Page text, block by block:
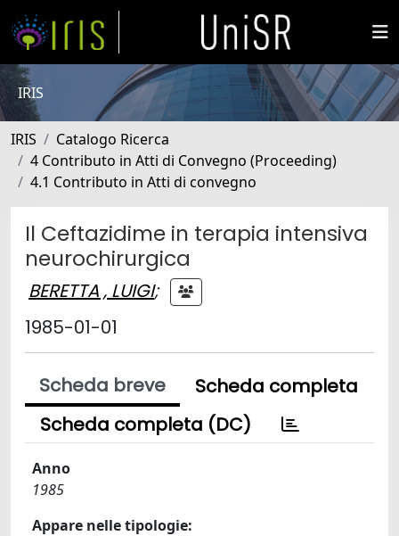
IRIS
IRIS
Catalogo Ricerca
4 Contributo in Atti di Convegno (Proceeding)
4.1 Contributo in Atti di convegno
Il Ceftazidime in terapia intensiva
neurochirurgica
BERETTA , LUIGI;
1985-01-01
Scheda breve
Scheda completa
Scheda completa (DC)
Anno
1985
Appare nelle tipologie: